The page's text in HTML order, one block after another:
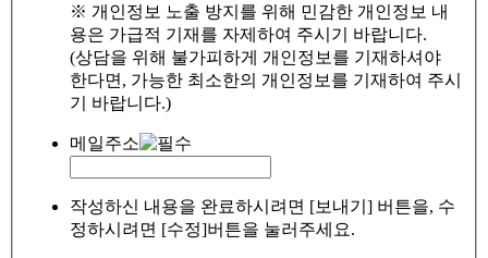
※ 개인정보 노출 방지를 위해 민감한 개인정보 내
용은 가급적 기재를 자제하여 주시기 바랍니다.
(상담을 위해 불가피하게 개인정보를 기재하셔야
한다면, 가능한 최소한의 개인정보를 기재하여 주시
기 바랍니다.)
메일주소
작성하신 내용을 완료하시려면 [보내기] 버튼을, 수
정하시려면 [수정]버튼을 눌러주세요.